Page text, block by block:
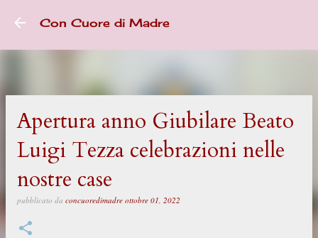
Passa ai contenuti principali
Con Cuore di Madre
Apertura anno Giubilare Beato
Luigi Tezza celebrazioni nelle
nostre case
pubblicato da concuoredimadre ottobre 01, 2022